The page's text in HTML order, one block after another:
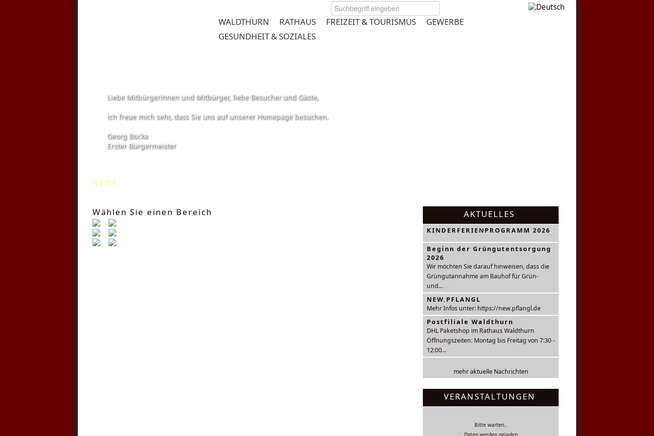
WALDTHURN RATHAUS FREIZEIT & TOURISMUS
GEWERBE
GESUNDHEIT & SOZIALES
Liebe Mitbürgerinnen und Mitbürger, liebe Besucher und Gäste,
ich freue mich sehr, dass Sie uns auf unserer Homepage besuchen.
Georg Bocka
Erster Bürgermeister
NEWS
Wählen Sie einen Bereich AKTUELLES
KINDERFERIENPROGRAMM 2026
Beginn der Grüngutentsorgung
2026
Wir möchten Sie darauf hinweisen, dass die
Grüngutannahme am Bauhof für Grün-
und...
NEW.PFLANGL
Mehr Infos unter: https://new.pflangl.de
Postfiliale Waldthurn
DHL Paketshop im Rathaus Waldthurn
Öffnungszeiten: Montag bis Freitag von 7:30 -
12:00...
mehr aktuelle Nachrichten
VERANSTALTUNGEN
Bitte warten..
Daten werden geladen